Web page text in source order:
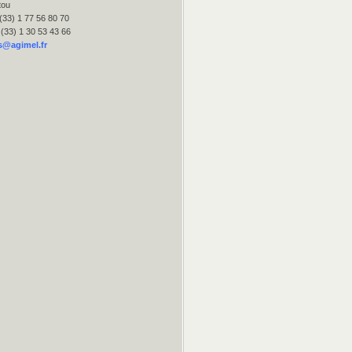
1 77 56 80 70
1 30 53 43 66